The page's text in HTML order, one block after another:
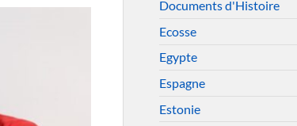
Documents d'Histoire
Ecosse
Egypte
Espagne
Estonie